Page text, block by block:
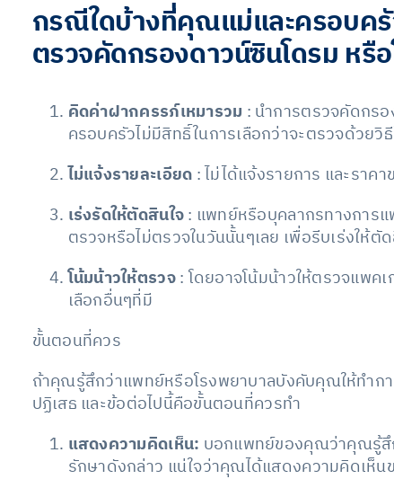
กรณีใดบ้างที่คุณแม่และครอบค
ตรวจคัดกรองดาวน์ซินโดรม หรื
คิดค่าฝากครรภ์เหมารวม : นำการตรวจคัดกร
ครอบครัวไม่มีสิทธิ์ในการเลือกว่าจะตรวจด้วยวิ
ไม่แจ้งรายละเอียด : ไม่ได้แจ้งรายการ และราค
เร่งรัดให้ตัดสินใจ: แพทย์หรือบุคลากรทางการแ
ตรวจหรือไม่ตรวจในวันนั้นๆเลย เพื่อรีบเร่งให้
โน้มน้าวให้ตรวจ: โดยอาจโน้มน้าวให้ตรวจแพค
เลือกอื่นๆที่มี
ขั้นตอนที่ควร
ถ้าคุณรู้สึกว่าแพทย์หรือโรงพยาบาลบังคับคุณให้ทำ
ปฏิเสธ และข้อต่อไปนี้คือขั้นตอนที่ควรทำ
แสดงความคิดเห็น: บอกแพทย์ของคุณว่าคุณรู้สึ
รักษาดังกล่าว แน่ใจว่าคุณได้แสดงความคิดเห็